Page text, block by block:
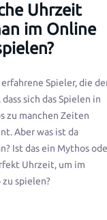
Uhrzeit
im Online
Spieler, die
sich das Spielen in
zu manchen Zeiten
Aber was ist da
Ist das ein Mythos
Uhrzeit, um im
zu spielen?